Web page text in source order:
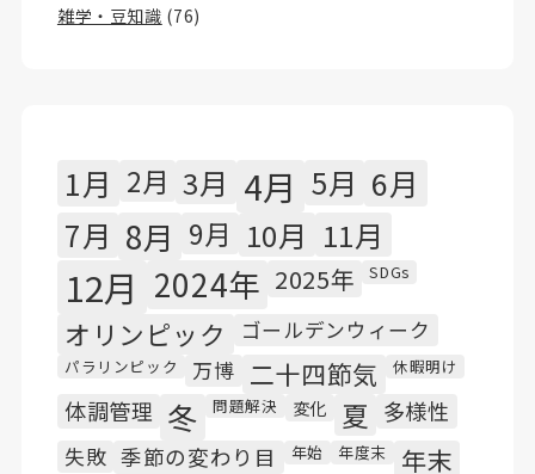
雑学・豆知識 (76)
1月 2月 3月 4月 5月 6月
7月 8月 9月 10月 11月
12月 2024年 2025年 SDGs
オリンピック ゴールデンウィーク
パラリンピック 万博 二十四節気 休暇明け
体調管理 冬 問題解決 変化 夏 多様性
失敗 季節の変わり目 年始 年度末 年末